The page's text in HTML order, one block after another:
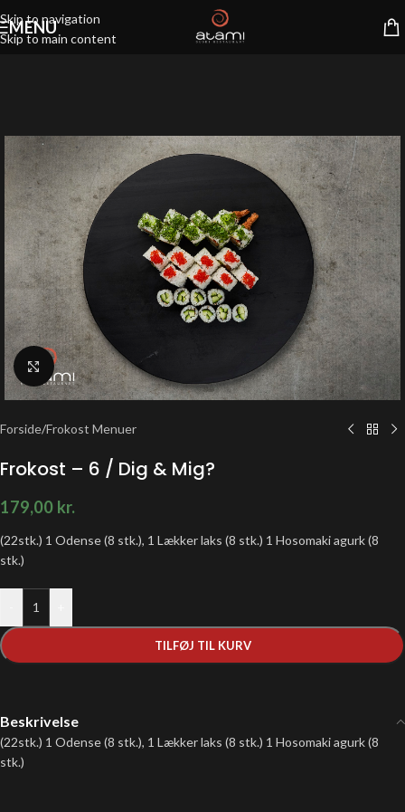
Skip to navigation
Skip to main content
MENU
Klik for at forstørre
Forside/Frokost Menuer
Frokost – 6 / Dig & Mig?
179,00 kr.
(22stk.) 1 Odense (8 stk.), 1 Lækker laks (8 stk.) 1 Hosomaki agurk (8
stk.)
TILFØJ TIL KURV
Beskrivelse
(22stk.) 1 Odense (8 stk.), 1 Lækker laks (8 stk.) 1 Hosomaki agurk (8
stk.)